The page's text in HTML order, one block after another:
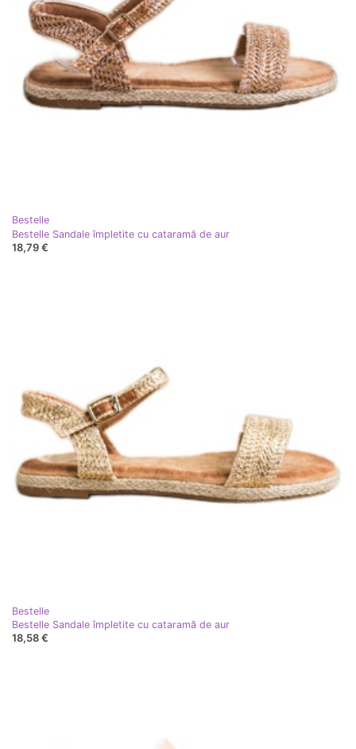
Bestelle
Bestelle Sandale împletite cu cataramă de aur
18,79 €
Bestelle
Bestelle Sandale împletite cu cataramă de aur
18,58 €